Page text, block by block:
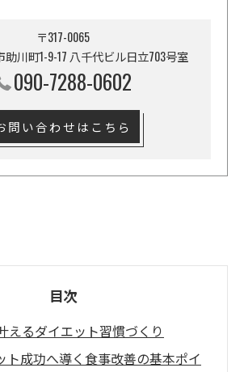
〒317-0065
川町1-9-17 八千代ビル日立703号室
090-7288-0602
問い合わせはこちら
目次
えるダイエット習慣づくり
ト成功へ導く食事改善の基本ポイ